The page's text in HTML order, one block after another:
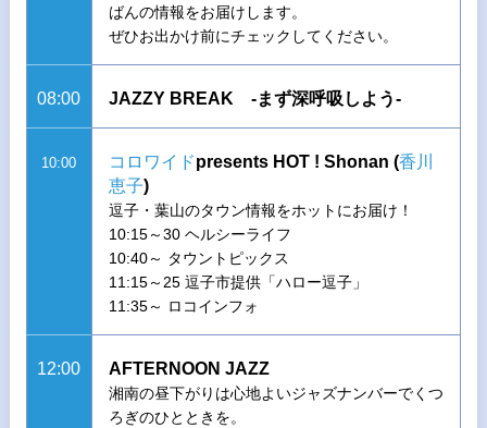
ばんの情報をお届けします。
ぜひお出かけ前にチェックしてください。
08:00 JAZZY BREAK -まず深呼吸しよう-
10:00 コロワイドpresents HOT ! Shonan (香川
恵子)
逗子・葉山のタウン情報をホットにお届け！
10:15～30 ヘルシーライフ
10:40～ タウントピックス
11:15～25 逗子市提供「ハロー逗子」
11:35～ ロコインフォ
12:00 AFTERNOON JAZZ
湘南の昼下がりは心地よいジャズナンバーでくつ
ろぎのひとときを。